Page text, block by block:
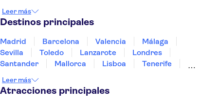
Portugal
Tailandia
Leer más
Destinos principales
Madrid Barcelona Valencia
Málaga
Sevilla
Toledo Lanzarote
Londres
Santander
Mallorca Lisboa
Tenerife
Bilbao
Menorca Granada
Leer más
Atracciones principales